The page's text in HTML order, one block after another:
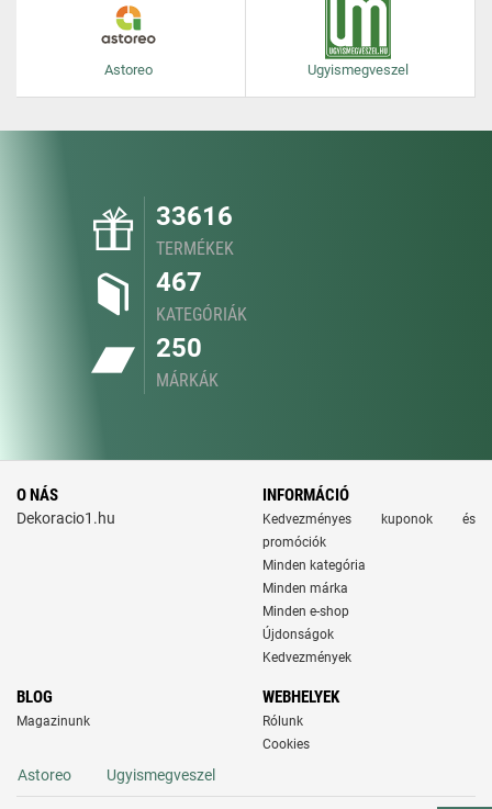
Astoreo Ugyismegveszel
33616
TERMÉKEK
467
KATEGÓRIÁK
250
MÁRKÁK
O NÁS
Dekoracio1.hu
INFORMÁCIÓ
Kedvezményes kuponok és
promóciók
Minden kategória
Minden márka
Minden e-shop
Újdonságok
Kedvezmények
BLOG
Magazinunk
WEBHELYEK
Rólunk
Cookies
Astoreo Ugyismegveszel